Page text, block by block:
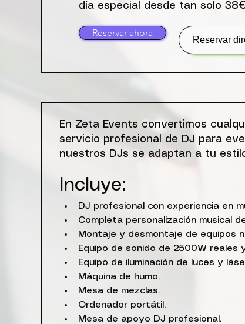
día especial desde tan solo
Reservar ahora
Reservar
En Zeta Events convertimos
servicio profesional de DJ para
nuestros DJs se adaptan a tu
Incluye:
DJ profesional con experiencia en
Completa personalización musical
Montaje y desmontaje de equipos
Equipo de sonido de 2500W reales
Equipo de iluminación de luces y
Máquina de humo.
Mesa de mezclas.
Ordenador portátil.
Mesa de apoyo DJ profesional.